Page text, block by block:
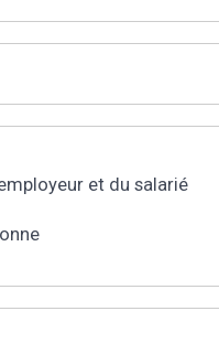
et du salarié